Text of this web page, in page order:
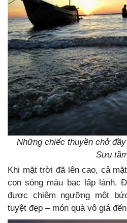
Những chiếc thuyền chở
Sưu
Khi mặt trời đã lên cao, cả
con sóng màu bạc lấp lánh.
được chiêm ngưỡng một
tuyệt đẹp – món quà vô giá